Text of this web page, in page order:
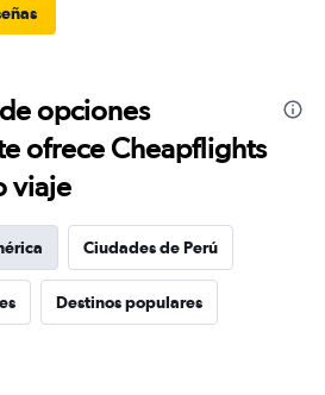
opciones
ofrece Cheapflights
viaje
Ciudades de Perú
Destinos populares